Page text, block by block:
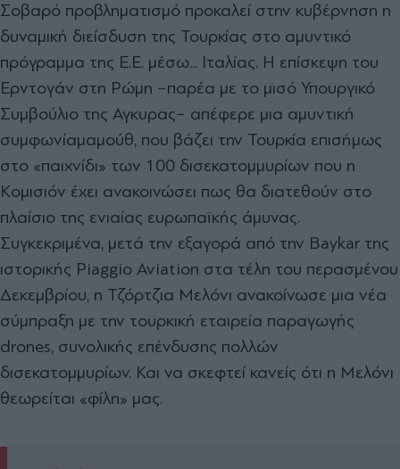
Σοβαρό προβληµατισµό προκαλεί στην κυβέρνηση η
δυναµική διείσδυση της Τουρκίας στο αµυντικό
πρόγραµµα της Ε.Ε. µέσω... Ιταλίας. Η επίσκεψη του
Ερντογάν στη Ρώµη −παρέα µε το µισό Υπουργικό
Συµβούλιο της Αγκυρας− απέφερε µια αµυντική
συµφωνίαµαµούθ, που βάζει την Τουρκία επισήµως
στο «παιχνίδι» των 100 δισεκατοµµυρίων που η
Κοµισιόν έχει ανακοινώσει πως θα διατεθούν στο
πλαίσιο της ενιαίας ευρωπαϊκής άµυνας.
Συγκεκριµένα, µετά την εξαγορά από την Baykar της
ιστορικής Piaggio Aviation στα τέλη του περασµένου
∆εκεµβρίου, η Τζόρτζια Μελόνι ανακοίνωσε µια νέα
σύµπραξη µε την τουρκική εταιρεία παραγωγής
drones, συνολικής επένδυσης πολλών
δισεκατοµµυρίων. Και να σκεφτεί κανείς ότι η Μελόνι
θεωρείται «φίλη» µας.